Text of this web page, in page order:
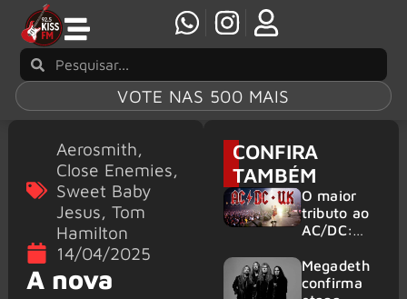
VOTE NAS 500 MAIS
Aerosmith,
Close Enemies,
Sweet Baby
Jesus, Tom
Hamilton
14/04/2025
A nova
CONFIRA
TAMBÉM
O maior
tributo ao
AC/DC:
traz ao
Brasil um
Megadeth
confirma